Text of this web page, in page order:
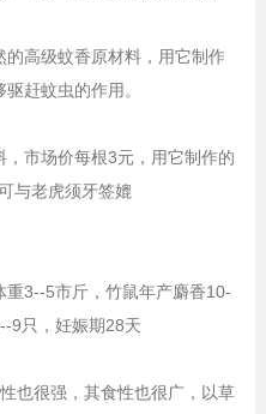
高级蚊香原材料，用它制作
赶蚊虫的作用。
市场价每根3元，用它制作的
与老虎须牙签媲
重3--5市斤，竹鼠年产麝香10-
9只，妊娠期28天
也很强，其食性也很广，以草